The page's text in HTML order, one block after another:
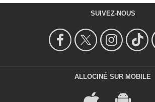
SUIVEZ-NOUS
ALLOCINÉ SUR MOBILE